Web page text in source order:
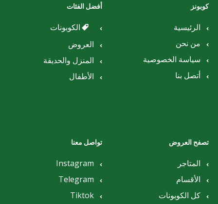
كوبونز
الرئيسية
من نحن
سياسة الخصوصية
أتصل بنا
أفضل الفئات
الكوبونات
العروض
المنزل والحديقة
الأطفال
تصفح العروض
المتاجر
الأقسام
كل الكوبونات
تواصل معنا
Instagram
Telegram
Tiktok